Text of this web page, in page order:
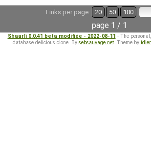
Links per page: 20 50 100
page 1 / 1
Shaarli 0.0.41 beta modifiée - 2022-08-11 - The
database delicious clone. By sebsauvage.net. Theme by